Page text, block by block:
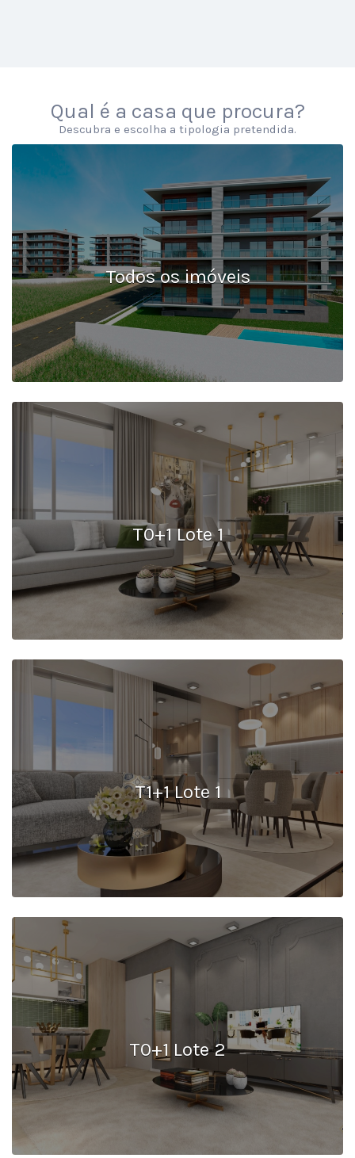
Qual é a casa que procura?
Descubra e escolha a tipologia pretendida.
Todos os imóveis
T0+1 Lote 1
T1+1 Lote 1
T0+1 Lote 2